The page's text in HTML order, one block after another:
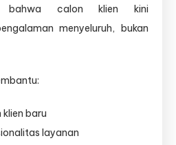
bahwa calon klien kini
menyeluruh, bukan
baru
layanan